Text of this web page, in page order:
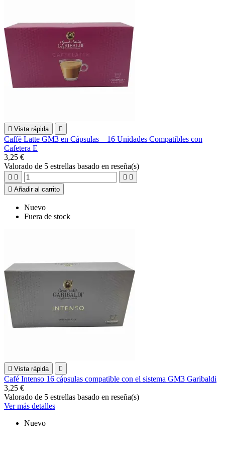
 Vista rápida 
Caffè Latte GM3 en Cápsulas – 16 Unidades Compatibles con
Cafetera E
3,25 €
Valorado de 5 estrellas basado en reseña(s)
   
 Añadir al carrito
Nuevo
Fuera de stock
 Vista rápida 
Café Intenso 16 cápsulas compatible con el sistema GM3 Garibaldi
3,25 €
Valorado de 5 estrellas basado en reseña(s)
Ver más detalles
Nuevo